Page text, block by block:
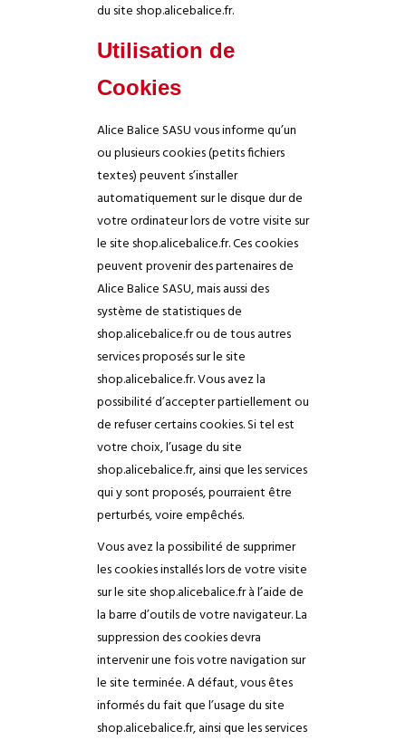
du site shop.alicebalice.fr.
Utilisation de
Cookies
Alice Balice SASU vous informe qu’un
ou plusieurs cookies (petits fichiers
textes) peuvent s’installer
automatiquement sur le disque dur de
votre ordinateur lors de votre visite sur
le site shop.alicebalice.fr. Ces cookies
peuvent provenir des partenaires de
Alice Balice SASU, mais aussi des
système de statistiques de
shop.alicebalice.fr ou de tous autres
services proposés sur le site
shop.alicebalice.fr. Vous avez la
possibilité d’accepter partiellement ou
de refuser certains cookies. Si tel est
votre choix, l’usage du site
shop.alicebalice.fr, ainsi que les services
qui y sont proposés, pourraient être
perturbés, voire empêchés.
Vous avez la possibilité de supprimer
les cookies installés lors de votre visite
sur le site shop.alicebalice.fr à l’aide de
la barre d’outils de votre navigateur. La
suppression des cookies devra
intervenir une fois votre navigation sur
le site terminée. A défaut, vous êtes
informés du fait que l’usage du site
shop.alicebalice.fr, ainsi que les services